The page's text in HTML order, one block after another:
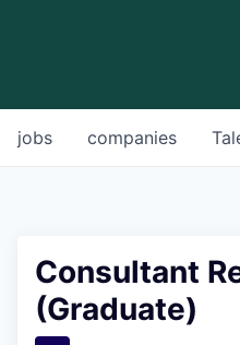
jobs companies
Consultant
(Graduate)